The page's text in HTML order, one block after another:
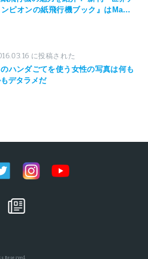
ンピオンの紙飛行機ブック』はMaker
に投稿された
ハンダごてを使う女性の写真は何も
デタラメだ
Reserved.